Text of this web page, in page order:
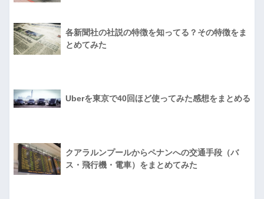
各新聞社の社説の特徴を知ってる？その特徴をま
とめてみた
Uberを東京で40回ほど使ってみた感想をまとめる
クアラルンプールからペナンへの交通手段（バ
ス・飛行機・電車）をまとめてみた